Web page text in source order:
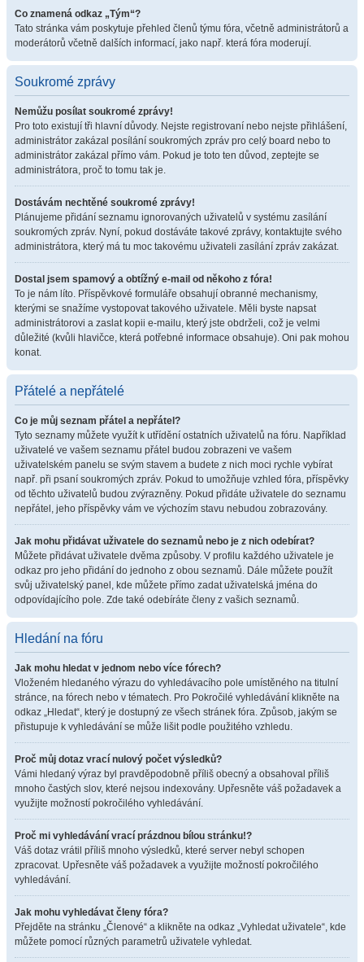
Co znamená odkaz „Tým“?
Tato stránka vám poskytuje přehled členů týmu fóra, včetně administrátorů a
moderátorů včetně dalších informací, jako např. která fóra moderují.
Soukromé zprávy
Nemůžu posílat soukromé zprávy!
Pro toto existují tři hlavní důvody. Nejste registrovaní nebo nejste přihlášení,
administrátor zakázal posílání soukromých zpráv pro celý board nebo to
administrátor zakázal přímo vám. Pokud je toto ten důvod, zeptejte se
administrátora, proč to tomu tak je.
Dostávám nechtěné soukromé zprávy!
Plánujeme přidání seznamu ignorovaných uživatelů v systému zasílání
soukromých zpráv. Nyní, pokud dostáváte takové zprávy, kontaktujte svého
administrátora, který má tu moc takovému uživateli zasílání zpráv zakázat.
Dostal jsem spamový a obtížný e-mail od někoho z fóra!
To je nám líto. Příspěvkové formuláře obsahují obranné mechanismy,
kterými se snažíme vystopovat takového uživatele. Měli byste napsat
administrátorovi a zaslat kopii e-mailu, který jste obdrželi, což je velmi
důležité (kvůli hlavičce, která potřebné informace obsahuje). Oni pak mohou
konat.
Přátelé a nepřátelé
Co je můj seznam přátel a nepřátel?
Tyto seznamy můžete využít k utřídění ostatních uživatelů na fóru. Například
uživatelé ve vašem seznamu přátel budou zobrazeni ve vašem
uživatelském panelu se svým stavem a budete z nich moci rychle vybírat
např. při psaní soukromých zpráv. Pokud to umožňuje vzhled fóra, příspěvky
od těchto uživatelů budou zvýrazněny. Pokud přidáte uživatele do seznamu
nepřátel, jeho příspěvky vám ve výchozím stavu nebudou zobrazovány.
Jak mohu přidávat uživatele do seznamů nebo je z nich odebírat?
Můžete přidávat uživatele dvěma způsoby. V profilu každého uživatele je
odkaz pro jeho přidání do jednoho z obou seznamů. Dále můžete použít
svůj uživatelský panel, kde můžete přímo zadat uživatelská jména do
odpovídajícího pole. Zde také odebíráte členy z vašich seznamů.
Hledání na fóru
Jak mohu hledat v jednom nebo více fórech?
Vloženém hledaného výrazu do vyhledávacího pole umístěného na titulní
stránce, na fórech nebo v tématech. Pro Pokročilé vyhledávání klikněte na
odkaz „Hledat“, který je dostupný ze všech stránek fóra. Způsob, jakým se
přistupuje k vyhledávání se může lišit podle použitého vzhledu.
Proč můj dotaz vrací nulový počet výsledků?
Vámi hledaný výraz byl pravděpodobně příliš obecný a obsahoval příliš
mnoho častých slov, které nejsou indexovány. Upřesněte váš požadavek a
využijte možností pokročilého vyhledávání.
Proč mi vyhledávání vrací prázdnou bílou stránku!?
Váš dotaz vrátil příliš mnoho výsledků, které server nebyl schopen
zpracovat. Upřesněte váš požadavek a využijte možností pokročilého
vyhledávání.
Jak mohu vyhledávat členy fóra?
Přejděte na stránku „Členové“ a klikněte na odkaz „Vyhledat uživatele“, kde
můžete pomocí různých parametrů uživatele vyhledat.